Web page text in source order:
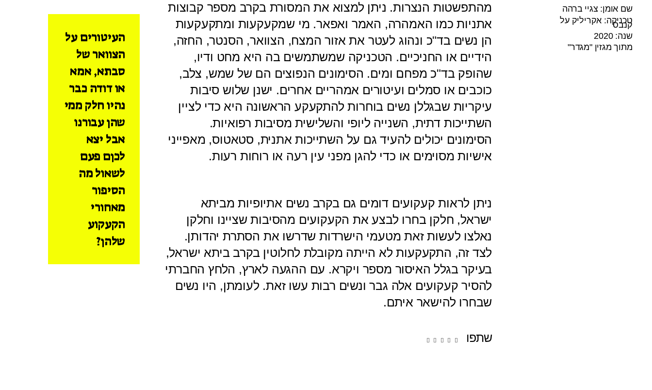
שם אומן: צגיי ברהה
טכניקה: אקריליק על
קנבס
שנה: 2020
מתוך מגזין "מגדר"
מהתפשטות הנצרות. ניתן למצוא את המסורת בקרב מספר קבוצות
אתניות כמו האמהרה, האמר ואפאר. מי שמקעקעות ומתקעקעות
הן נשים בד"כ ונהוג לעטר את אזור המצח, הצוואר, הסנטר, החזה,
הידיים או החניכיים. הטכניקה שמשתמשים בה היא מחט ודיו,
שהופק בד"כ מפחם ומים. הסימונים הנפוצים הם של שמש, צלב,
כוכבים או סמלים ועיטורים אמהריים אחרים. ישנן שלוש סיבות
עיקריות שבגללן נשים בוחרות להתקעקע הראשונה היא כדי לציין
השתייכות דתית, השנייה ליופי והשלישית מסיבות רפואיות.
הסימונים יכולים להעיד גם על השתייכות אתנית, סטאטוס, מאפייני
אישיות מסוימים או כדי להגן מפני עין רעה או רוחות רעות.
ניתן לראות קעקועים דומים גם בקרב נשים אתיופיות מביתא
ישראל, חלקן בחרו לבצע את הקעקועים מהסיבות שציינו וחלקן
נאלצו לעשות זאת מטעמי הישרדות שדרשו את הסתרת יהדותן.
לצד זה, התקעקעות לא הייתה מקובלת לחלוטין בקרב ביתא ישראל,
בעיקר בגלל האיסור מספר ויקרא. עם ההגעה לארץ, הלחץ החברתי
להסיר קעקועים אלה גבר ונשים רבות עשו זאת. לעומתן, היו נשים
שבחרו להישאר איתם.
שתפו
העיטורים על
הצוואר של
סבתא, אמא
או דודה כבר
נהיו חלק ממי
שהן עבורנו
אבל יצא
לכןם פעם
לשאול מה
הסיפור
מאחורי
הקעקוע
שלהן?